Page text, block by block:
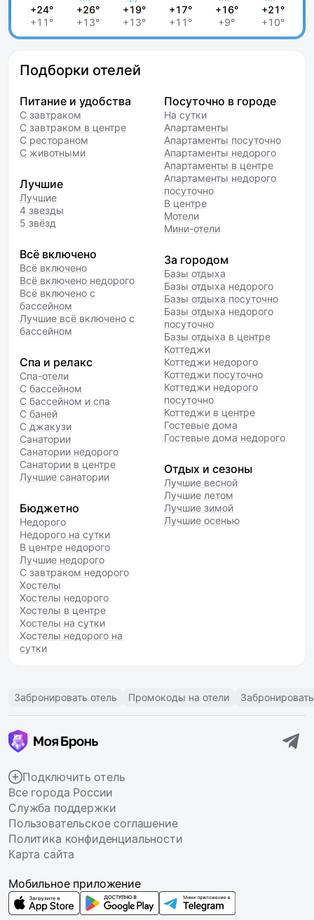
+24°
+11°
+26°
+13°
+19°
+13°
+17°
+11°
+16°
+9°
+21°
+10°
Подборки отелей
Питание и удобства
С завтраком
С завтраком в центре
С рестораном
С животными
Лучшие
Лучшие
4 звезды
5 звёзд
Всё включено
Всё включено
Всё включено недорого
Всё включено с
бассейном
Лучшие всё включено с
бассейном
Спа и релакс
Спа-отели
С бассейном
С бассейном и спа
С баней
С джакузи
Санатории
Санатории недорого
Санатории в центре
Лучшие санатории
Бюджетно
Недорого
Недорого на сутки
В центре недорого
Лучшие недорого
С завтраком недорого
Хостелы
Хостелы недорого
Хостелы в центре
Хостелы на сутки
Хостелы недорого на
сутки
Посуточно в городе
На сутки
Апартаменты
Апартаменты посуточно
Апартаменты недорого
Апартаменты в центре
Апартаменты недорого
посуточно
В центре
Мотели
Мини-отели
За городом
Базы отдыха
Базы отдыха недорого
Базы отдыха посуточно
Базы отдыха недорого
посуточно
Базы отдыха в центре
Коттеджи
Коттеджи недорого
Коттеджи посуточно
Коттеджи недорого
посуточно
Коттеджи в центре
Гостевые дома
Гостевые дома недорого
Отдых и сезоны
Лучшие весной
Лучшие летом
Лучшие зимой
Лучшие осенью
Забронировать отель Промокоды на отели
Подключить отель
Все города России
Служба поддержки
Пользовательское соглашение
Политика конфиденциальности
Карта сайта
Мобильное приложение